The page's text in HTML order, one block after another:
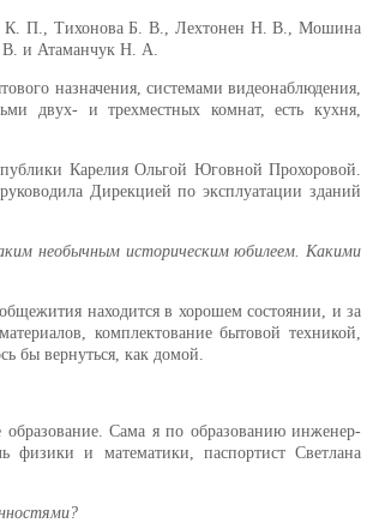
К. П., Тихонова Б. В., Лехтонен Н. В., Мошина
и Атаманчук Н. А.
назначения, системами видеонаблюдения,
двух- и трехместных комнат, есть кухня,
Карелия Ольгой Юговной Прохоровой.
Дирекцией по эксплуатации зданий
необычным историческим юбилеем. Какими
находится в хорошем состоянии, и за
комплектование бытовой техникой,
бы вернуться, как домой.
Сама я по образованию инженер-
физики и математики, паспортист Светлана